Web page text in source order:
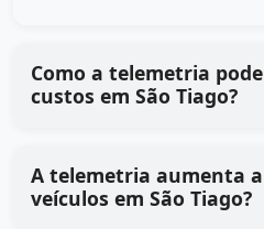
Como a telemetria
custos em São Tiago?
A telemetria aumenta
veículos em São Tiago?